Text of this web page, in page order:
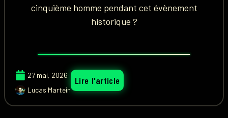
cinquième homme pendant cet évènement
historique ?
27 mai, 2026
Lucas Martein
Lire l'article